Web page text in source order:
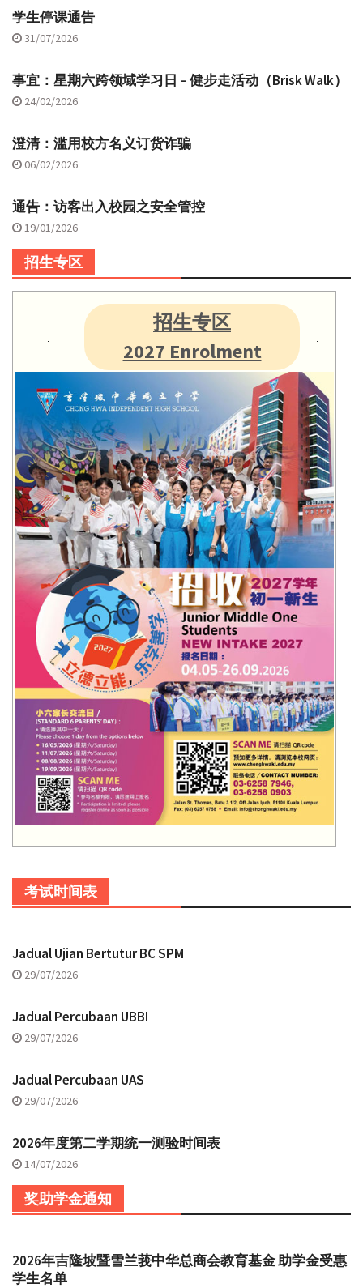
学生停课通告
31/07/2026
事宜：星期六跨领域学习日 – 健步走活动（Brisk Walk）
24/02/2026
澄清：滥用校方名义订货诈骗
06/02/2026
通告：访客出入校园之安全管控
19/01/2026
招生专区
招生专区
2027 Enrolment
考试时间表
Jadual Ujian Bertutur BC SPM
29/07/2026
Jadual Percubaan UBBI
29/07/2026
Jadual Percubaan UAS
29/07/2026
2026年度第二学期统一测验时间表
14/07/2026
奖助学金通知
2026年吉隆坡暨雪兰莪中华总商会教育基金 助学金受惠
学生名单